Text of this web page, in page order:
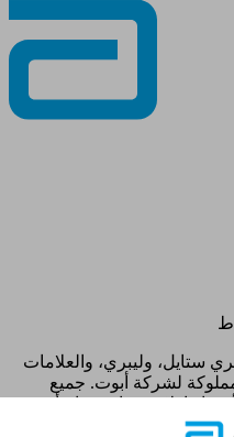
ستايل، وليبري، والعلامات
مملوكة لشركة أبوت. جميع
لا يجوز استخدام أي
تجاري مملوك لشركة أبوت